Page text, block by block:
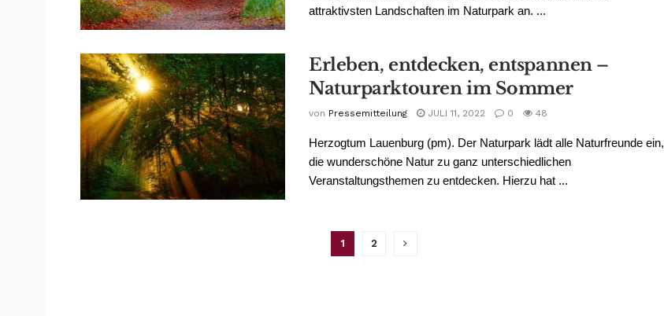
attraktivsten Landschaften im Naturpark an. ...
Erleben, entdecken, entspannen –
Naturparktouren im Sommer
von Pressemitteilung JULI 11, 2022 0 48
Herzogtum Lauenburg (pm). Der Naturpark lädt alle Naturfreunde ein,
die wunderschöne Natur zu ganz unterschiedlichen
Veranstaltungsthemen zu entdecken. Hierzu hat ...
1 2